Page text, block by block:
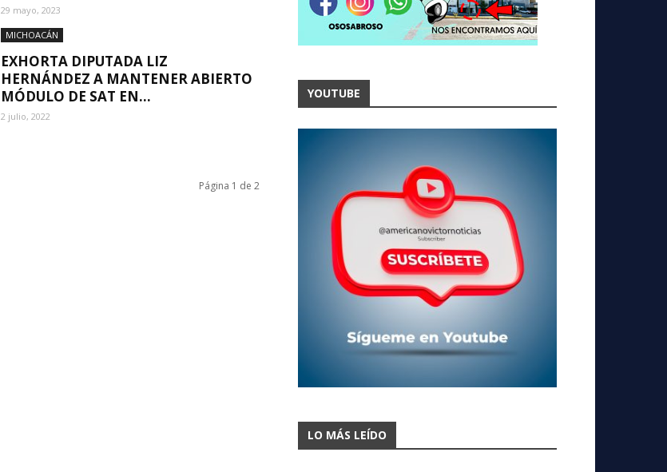
29 mayo, 2023
MICHOACÁN
EXHORTA DIPUTADA LIZ
HERNÁNDEZ A MANTENER ABIERTO
MÓDULO DE SAT EN...
2 julio, 2022
Página 1 de 2
YOUTUBE
LO MÁS LEÍDO